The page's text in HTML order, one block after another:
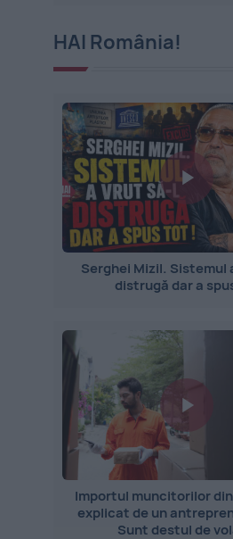
HAI România!
Serghei Mizil. Sistemul
distrugă dar a
Importul muncitorilor
explicat de un
Sunt destul de